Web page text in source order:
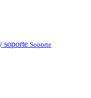
soporte Soporte